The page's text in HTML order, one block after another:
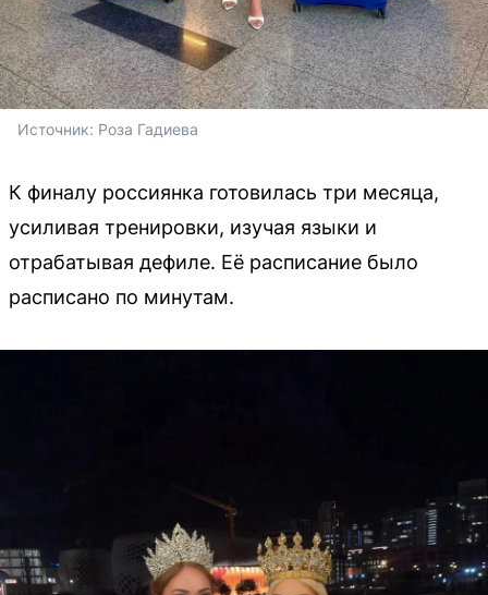
Источник: Роза Гадиева
К финалу россиянка готовилась три месяца,
усиливая тренировки, изучая языки и
отрабатывая дефиле. Её расписание было
расписано по минутам.